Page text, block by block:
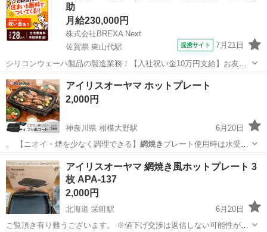
助
月給230,000円
株式会社BREXA Next
佐賀県 東山代駅
提携サイト 7月21日
シリコンウェーハ製品の製造業務！【入社祝い金10万円支給】お友達
やカップルとの応募OK◎年間休日129日＆休出なしでプライベート充
実♪業務はクリーンルームで快適作業◎自社正社員登用制度あり★1食
300円～の格安食堂あり！《佐...
佐賀 伊万里市 東山代駅
アイリスオーヤマ ホットプレート
2,000円
神奈川県 相模大野駅
6月20日
。 【ニオイ・煙を少なく調理できる】 網焼き プレート使用時は水受け
プレートがお肉の…
神奈川 相模原市 相模大野駅 キッチン家電
アイリスオーヤマ
アイリスオーヤマ 網焼き風ホットプレート 3
枚 APA-137
2,000円
北海道 栄町駅
6月20日
ご覧頂き有り難うございます。 ※値下げ交渉は返信しない可能性がご